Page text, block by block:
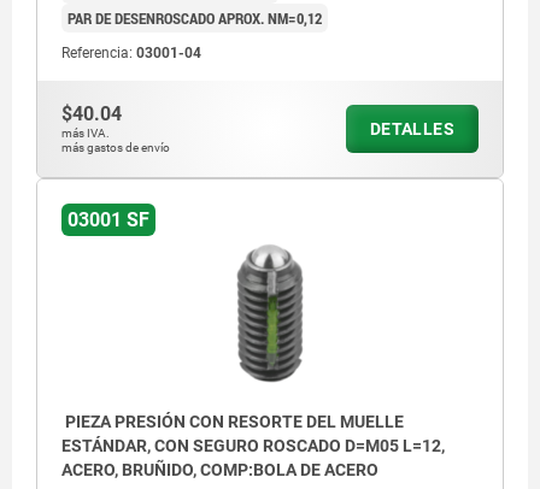
PAR DE DESENROSCADO APROX. NM=0,12
Referencia: 03001-04
$40.04
más IVA.
más gastos de envío
DETALLES
03001 SF
PIEZA PRESIÓN CON RESORTE DEL MUELLE
ESTÁNDAR, CON SEGURO ROSCADO D=M05 L=12,
ACERO, BRUÑIDO, COMP:BOLA DE ACERO